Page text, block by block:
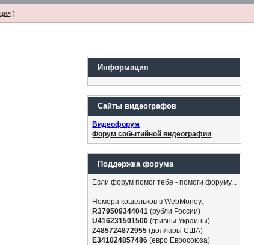
)
Информация
Сайты видеографов
Видеофорум
Форум событийной видеографии
Поддержка форума
Если форум помог тебе - помоги форуму...
Номера кошельков в WebMoney:
R379509344041 (рубли России)
U416231501500 (гривны Украины)
Z485724872955 (доллары США)
E341024857486 (евро Евросоюза)